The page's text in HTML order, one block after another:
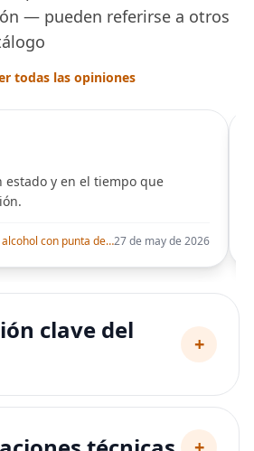
— pueden referirse a otros
todas las opiniones
estado y en el tiempo que
Ohuhu Marcadores de alcohol con punta de pincel – Juego de marcadores artísticos de doble punta con certificación AP para artistas adultos27 de may de 2026
clave del
+